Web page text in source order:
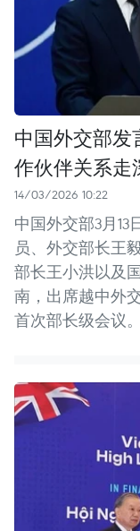
中国外交部发
作伙伴关系走
14/03/2026 10:22
中国外交部3月
员、外交部长王
部长王小洪以及
南，出席越中外
首次部长级会议。